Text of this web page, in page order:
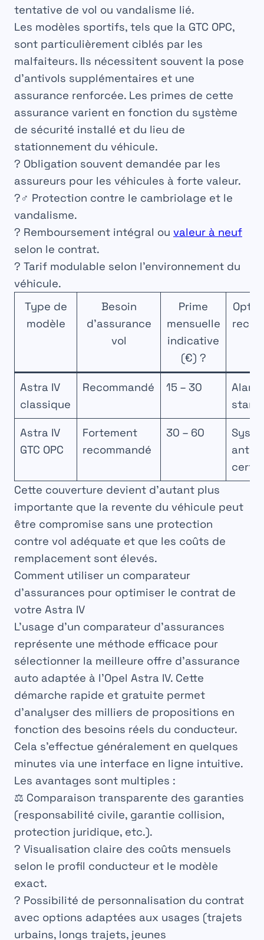
tentative de vol ou vandalisme lié.
Les modèles sportifs, tels que la GTC OPC,
sont particulièrement ciblés par les
malfaiteurs. Ils nécessitent souvent la pose
d’antivols supplémentaires et une
assurance renforcée. Les primes de cette
assurance varient en fonction du système
de sécurité installé et du lieu de
stationnement du véhicule.
? Obligation souvent demandée par les
assureurs pour les véhicules à forte valeur.
?️‍♂️ Protection contre le cambriolage et le
vandalisme.
? Remboursement intégral ou valeur à neuf
selon le contrat.
? Tarif modulable selon l’environnement du
véhicule.
Type de
modèle
Besoin
d’assurance
vol
Prime
mensuelle
indicative
(€) ?
Astra IV
classique
Recommandé 15 – 30
Astra IV
GTC OPC
Fortement
recommandé
30 – 60
Cette couverture devient d’autant plus
importante que la revente du véhicule peut
être compromise sans une protection
contre vol adéquate et que les coûts de
remplacement sont élevés.
Comment utiliser un comparateur
d’assurances pour optimiser le contrat de
votre Astra IV
L’usage d’un comparateur d’assurances
représente une méthode efficace pour
sélectionner la meilleure offre d’assurance
auto adaptée à l’Opel Astra IV. Cette
démarche rapide et gratuite permet
d’analyser des milliers de propositions en
fonction des besoins réels du conducteur.
Cela s’effectue généralement en quelques
minutes via une interface en ligne intuitive.
Les avantages sont multiples :
⚖️ Comparaison transparente des garanties
(responsabilité civile, garantie collision,
protection juridique, etc.).
? Visualisation claire des coûts mensuels
selon le profil conducteur et le modèle
exact.
?️ Possibilité de personnalisation du contrat
avec options adaptées aux usages (trajets
urbains, longs trajets, jeunes